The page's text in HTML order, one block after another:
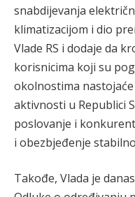
snabdijevanja
klimatizacijom i dio
Vlade RS i dodaje da
korisnicima koji su
okolnostima
aktivnosti u Republici
poslovanje i
i obezbjeđenje
Takođe, Vlada je